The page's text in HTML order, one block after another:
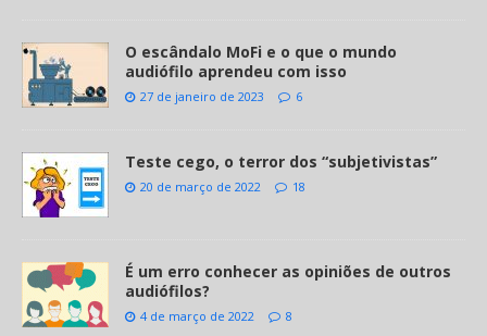
O escândalo MoFi e o que o mundo
audiófilo aprendeu com isso
27 de janeiro de 2023 6
Teste cego, o terror dos “subjetivistas”
20 de março de 2022 18
É um erro conhecer as opiniões de outros
audiófilos?
4 de março de 2022 8